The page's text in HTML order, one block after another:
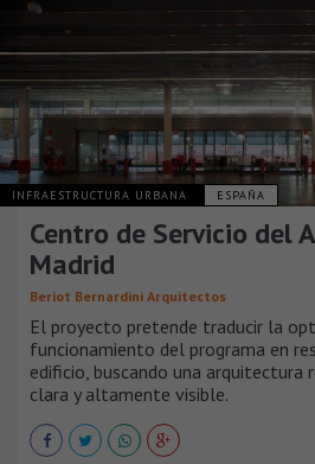
INFRAESTRUCTURA URBANA ESPAÑA
Centro de Servicio del
Madrid
Beriot Bernardini Arquitectos
El proyecto pretende traducir la
funcionamiento del programa en
edificio, buscando una arquitectura
clara y altamente visible.